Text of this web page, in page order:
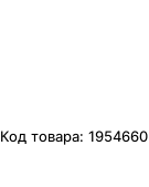
Код товара: 1954660